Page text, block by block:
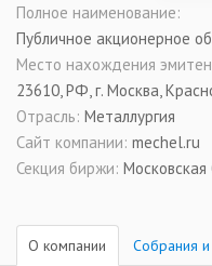
Полное наименование:
Публичное акционерное
Место нахождения
23610, РФ, г. Москва,
Отрасль: Металлургия
Сайт компании: mechel.ru
Секция биржи:
О компании Собрания